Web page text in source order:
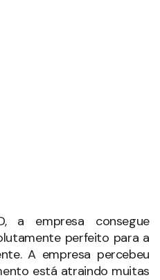
aos sapatos,
1.000 o par. E, como o
demora algumas